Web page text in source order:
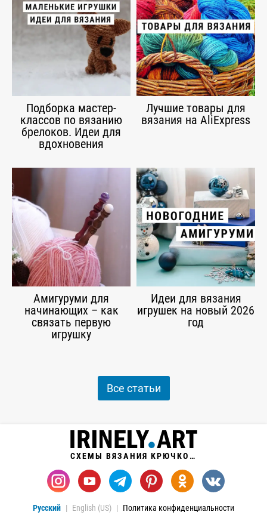
Подборка мастер-
классов по вязанию
брелоков. Идеи для
вдохновения
Лучшие товары для
вязания на AliExpress
Амигуруми для
начинающих – как
связать первую
игрушку
Идеи для вязания
игрушек на новый 2026
год
Все статьи
СХЕМЫ ВЯЗАНИЯ КРЮЧКОМ
Русский English (US) Политика конфиденциальности